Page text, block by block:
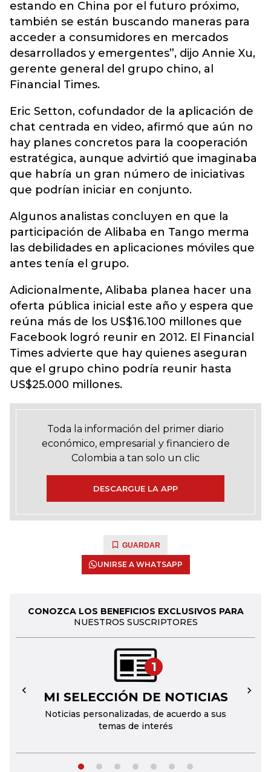
estando en China por el futuro próximo,
también se están buscando maneras para
acceder a consumidores en mercados
desarrollados y emergentes”, dijo Annie Xu,
gerente general del grupo chino, al
Financial Times.
Eric Setton, cofundador de la aplicación de
chat centrada en video, afirmó que aún no
hay planes concretos para la cooperación
estratégica, aunque advirtió que imaginaba
que habría un gran número de iniciativas
que podrían iniciar en conjunto.
Algunos analistas concluyen en que la
participación de Alibaba en Tango merma
las debilidades en aplicaciones móviles que
antes tenía el grupo.
Adicionalmente, Alibaba planea hacer una
oferta pública inicial este año y espera que
reúna más de los US$16.100 millones que
Facebook logró reunir en 2012. El Financial
Times advierte que hay quienes aseguran
que el grupo chino podría reunir hasta
US$25.000 millones.
Toda la información del primer diario
económico, empresarial y financiero de
Colombia a tan solo un clic
DESCARGUE LA APP
GUARDAR
UNIRSE A WHATSAPP
CONOZCA LOS BENEFICIOS EXCLUSIVOS PARA
NUESTROS SUSCRIPTORES
1
MI SELECCIÓN DE NOTICIAS
Noticias personalizadas, de acuerdo a sus
temas de interés
← →